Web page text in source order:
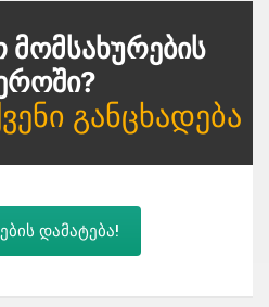
Მომსახურების
Განცხადება
დამატება!